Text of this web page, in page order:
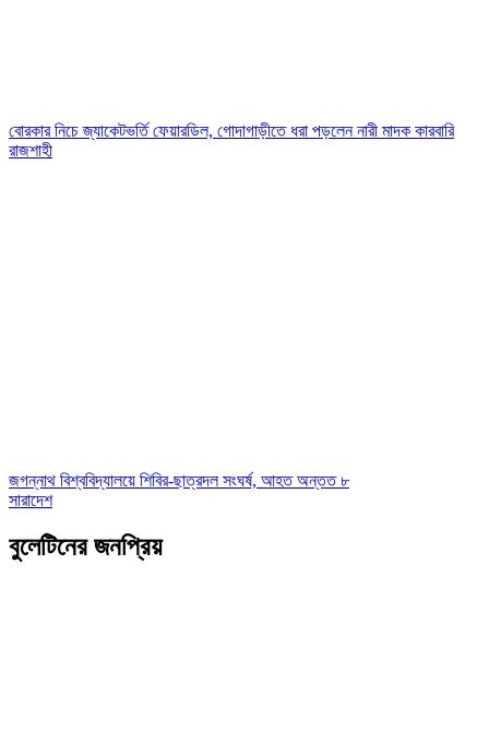
বোরকার নিচে জ্যাকেটভর্তি ফেয়ারডিল, গোদাগাড়ীতে ধরা পড়লেন নারী মাদক কারবারি
রাজশাহী
জগন্নাথ বিশ্ববিদ্যালয়ে শিবির-ছাত্রদল সংঘর্ষ, আহত অন্তত ৮
সারাদেশ
বুলেটিনের জনপ্রিয়